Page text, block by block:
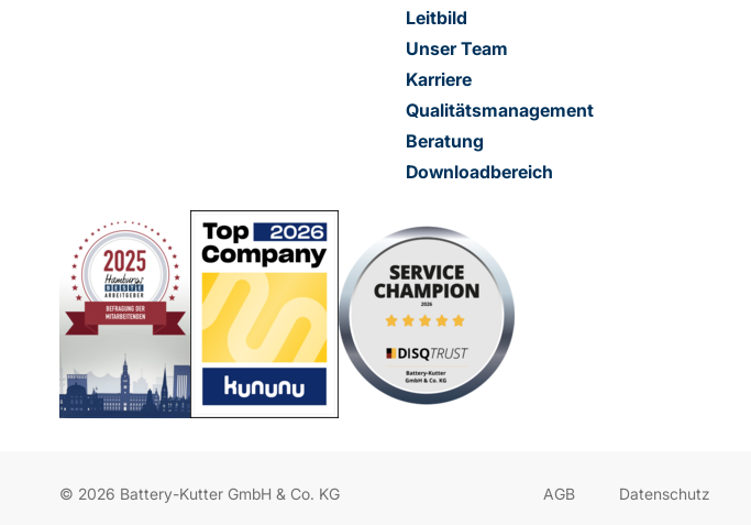
Leitbild
Unser Team
Karriere
Qualitätsmanagement
Beratung
Downloadbereich
© 2026 Battery-Kutter GmbH & Co. KG AGB Datenschutz